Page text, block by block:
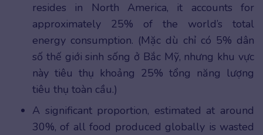
resides in North America, it accounts for
approximately 25% of the world’s total
energy consumption. (Mặc dù chỉ có 5% dân
số thế giới sinh sống ở Bắc Mỹ, nhưng khu vực
này tiêu thụ khoảng 25% tổng năng lượng
tiêu thụ toàn cầu.)
A significant proportion, estimated at around
30%, of all food produced globally is wasted